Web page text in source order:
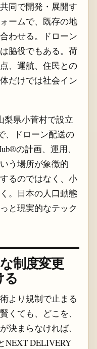
同で開発・展開す
ームで、既存の地
わせる。ドローン
脇役でもある。荷
、運航、住民との
だけでは社会イン
梨県小菅村で設立
、ドローン配送の
の計画、運用、
う場所が象徴的
るのではなく、小
。日本の人口動態
と現実的なテック
制度変更
る
より規制で止まる
くても、どこを、
決まらなければ、
NEXT DELIVERY